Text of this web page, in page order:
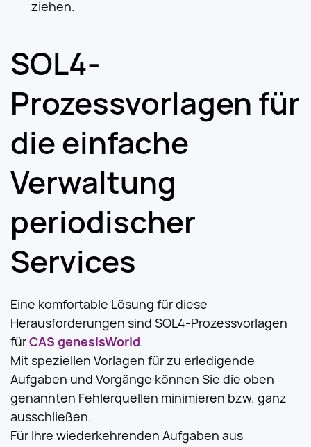
ziehen.
SOL4-
Prozessvorlagen für
die einfache
Verwaltung
periodischer
Services
Eine komfortable Lösung für diese
Herausforderungen sind SOL4-Prozessvorlagen
fürCAS genesisWorld.
Mit speziellen Vorlagen für zu erledigende
Aufgaben und Vorgänge können Sie die oben
genannten Fehlerquellen minimieren bzw. ganz
ausschließen.
Für Ihre wiederkehrenden Aufgaben aus